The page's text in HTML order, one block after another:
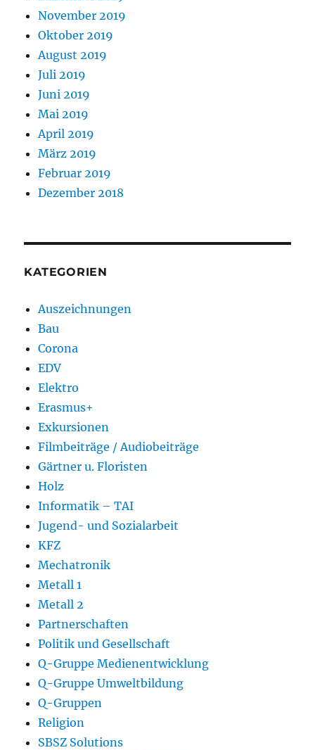
November 2019
Oktober 2019
August 2019
Juli 2019
Juni 2019
Mai 2019
April 2019
März 2019
Februar 2019
Dezember 2018
KATEGORIEN
Auszeichnungen
Bau
Corona
EDV
Elektro
Erasmus+
Exkursionen
Filmbeiträge / Audiobeiträge
Gärtner u. Floristen
Holz
Informatik – TAI
Jugend- und Sozialarbeit
KFZ
Mechatronik
Metall 1
Metall 2
Partnerschaften
Politik und Gesellschaft
Q-Gruppe Medienentwicklung
Q-Gruppe Umweltbildung
Q-Gruppen
Religion
SBSZ Solutions